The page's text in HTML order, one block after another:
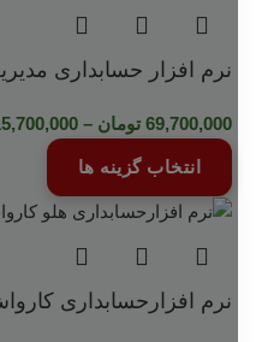
نرم افزار حسابداری
69,700,000 تومان –
انتخاب گزینه ها
نرم افزارحسابداری